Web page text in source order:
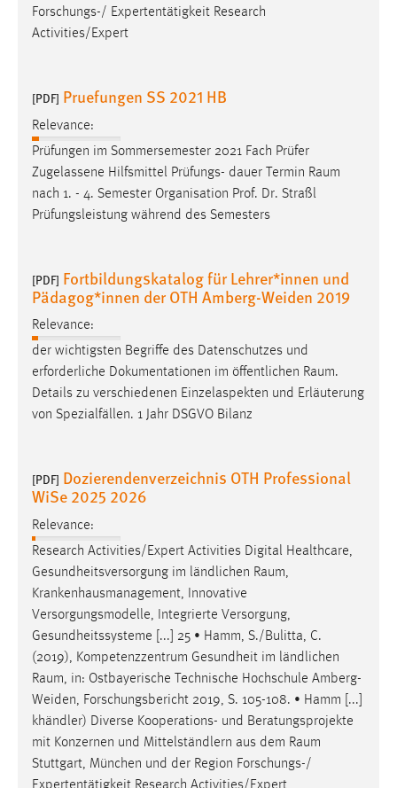
Forschungs-/ Expertentätigkeit Research
Activities/Expert
[PDF] Pruefungen SS 2021 HB
Relevance:
Prüfungen im Sommersemester 2021 Fach Prüfer
Zugelassene Hilfsmittel Prüfungs- dauer Termin Raum
nach 1. - 4. Semester Organisation Prof. Dr. Straßl
Prüfungsleistung während des Semesters
[PDF] Fortbildungskatalog für Lehrer*innen und
Pädagog*innen der OTH Amberg-Weiden 2019
Relevance:
der wichtigsten Begriffe des Datenschutzes und
erforderliche Dokumentationen im öffentlichen Raum.
Details zu verschiedenen Einzelaspekten und Erläuterung
von Spezialfällen. 1 Jahr DSGVO Bilanz
[PDF] Dozierendenverzeichnis OTH Professional
WiSe 2025 2026
Relevance:
Research Activities/Expert Activities Digital Healthcare,
Gesundheitsversorgung im ländlichen Raum,
Krankenhausmanagement, Innovative
Versorgungsmodelle, Integrierte Versorgung,
Gesundheitssysteme [...] 25 • Hamm, S./Bulitta, C.
(2019), Kompetenzzentrum Gesundheit im ländlichen
Raum, in: Ostbayerische Technische Hochschule Amberg-
Weiden, Forschungsbericht 2019, S. 105-108. • Hamm [...]
khändler) Diverse Kooperations- und Beratungsprojekte
mit Konzernen und Mittelständlern aus dem Raum
Stuttgart, München und der Region Forschungs-/
Expertentätigkeit Research Activities/Expert